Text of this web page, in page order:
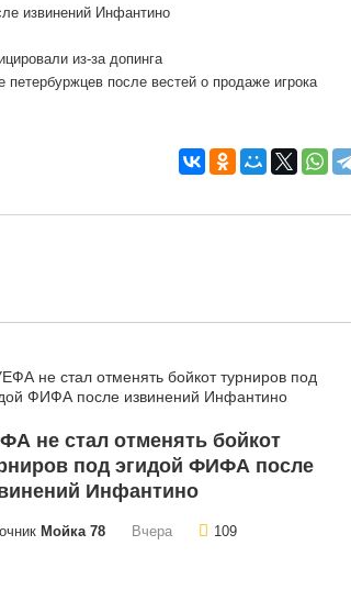
извинений Инфантино
из-за допинга
после вестей о продаже игрока
не стал отменять бойкот
под эгидой ФИФА после
Инфантино
Мойка 78 Вчера 109